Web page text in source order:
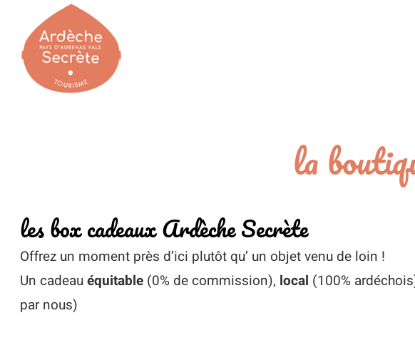
contenu
la
les box cadeaux Ardèche Secrète
Offrez un moment près d’ici plutôt qu’ un objet venu de loin !
Un cadeauéquitable(0% de commission), local (100%
par nous)